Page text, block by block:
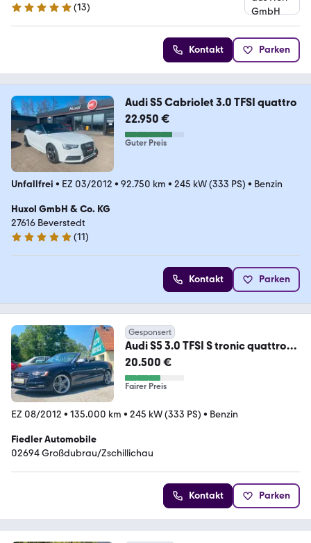
5 Sterne
(13)
Kontakt Parken
Audi S5 Cabriolet 3.0 TFSI quattro
22.950 €
Guter Preis
Unfallfrei • EZ 03/2012 • 92.750 km • 245 kW (333 PS) • Benzin
Huxol GmbH & Co. KG
27616 Beverstedt
5 Sterne
(11)
Kontakt Parken
Gesponsert
Audi S5 3.0 TFSI S tronic quattro
Cabriolet
20.500 €
Fairer Preis
EZ 08/2012 • 135.000 km • 245 kW (333 PS) • Benzin
Fiedler Automobile
02694 Großdubrau/Zschillichau
Kontakt Parken